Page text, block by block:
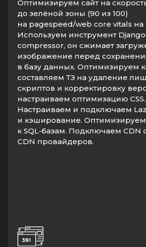
Оптимизируем сайт на
до зелёной зоны (90 из 100)
на pagespeed/web core vitals на
Используем инструмент
compressor, он сжимает
изображение перед
в базу данных. Оптимизируем
составляем ТЗ на удаление
скриптов и корректировку
настраиваем оптимизацию CSS.
Настраиваем и подключаем
и кэширование.
к SQL-базам. Подключаем
CDN провайдеров.